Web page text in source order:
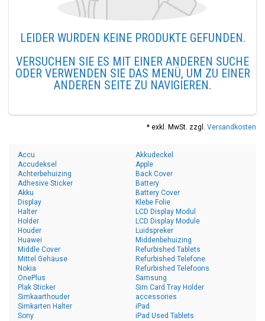
LEIDER WURDEN KEINE PRODUKTE GEFUNDEN.
VERSUCHEN SIE ES MIT EINER ANDEREN SUCHE
ODER VERWENDEN SIE DAS MENÜ, UM ZU EINER
ANDEREN SEITE ZU NAVIGIEREN.
* exkl. MwSt. zzgl. Versandkosten
Accu
Accudeksel
Achterbehuizing
Adhesive Sticker
Akku
Akkudeckel
Apple
Back Cover
Battery
Battery Cover
Display
Halter
Holder
Houder
Huawei
Klebe Folie
LCD Display Modul
LCD Display Module
Luidspreker
Middenbehuizing
Middle Cover
Mittel Gehäuse
Nokia
OnePlus
Plak Sticker
Refurbished Tablets
Refurbished Telefone
Refurbished Telefoons
Samsung
Sim Card Tray Holder
Simkaarthouder
Simkarten Halter
Sony
accessories
iPad
iPad Used Tablets